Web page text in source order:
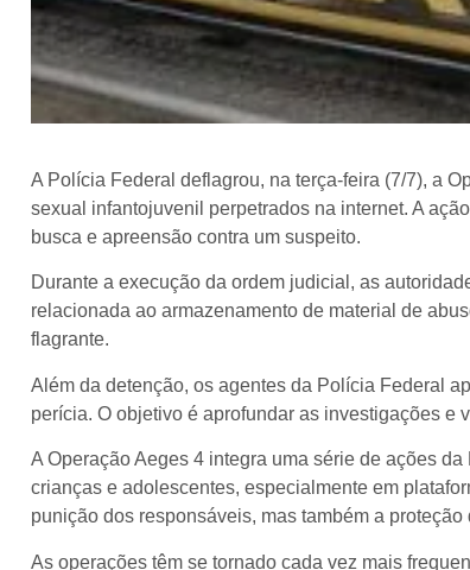
A Polícia Federal deflagrou, na terça-feira (7/7), a
sexual infantojuvenil perpetrados na internet. A
busca e apreensão contra um suspeito.
Durante a execução da ordem judicial, as
relacionada ao armazenamento de material de
flagrante.
Além da detenção, os agentes da Polícia Federal
perícia. O objetivo é aprofundar as investigações e
A Operação Aeges 4 integra uma série de ações
crianças e adolescentes, especialmente em
punição dos responsáveis, mas também a
As operações têm se tornado cada vez mais